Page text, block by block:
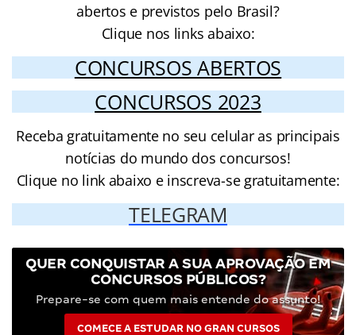
abertos e previstos pelo Brasil?
Clique nos links abaixo:
CONCURSOS ABERTOS
CONCURSOS 2023
Receba gratuitamente no seu celular as principais
notícias do mundo dos concursos!
Clique no link abaixo e inscreva-se gratuitamente:
TELEGRAM
QUER CONQUISTAR A SUA APROVAÇÃO EM
CONCURSOS PÚBLICOS?
Prepare-se com quem mais entende do assunto!
COMECE A ESTUDAR NO GRAN CURSOS